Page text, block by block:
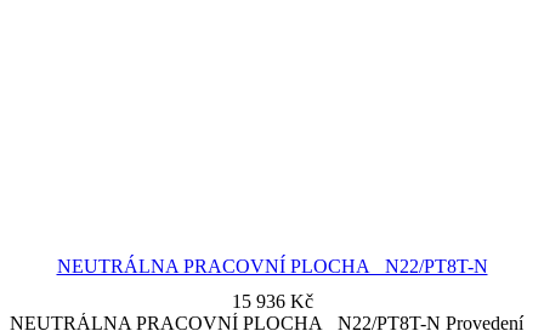
NEUTRÁLNA PRACOVNÍ PLOCHA N22/PT8T-N
15 936 Kč
NEUTRÁLNA PRACOVNÍ PLOCHA N22/PT8T-N Provedení